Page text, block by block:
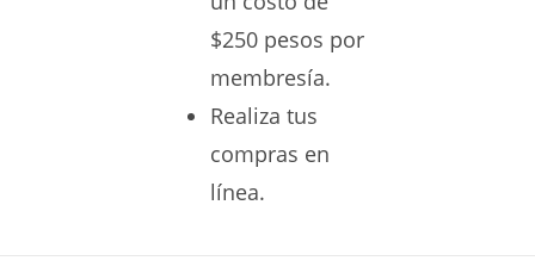
$250 pesos por
membresía.
Realiza tus
compras en
línea.